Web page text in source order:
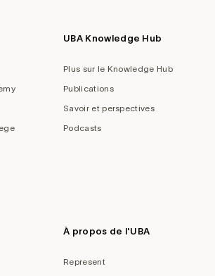
UBA Knowledge Hub
Plus sur le Knowledge Hub
Publications
Savoir et perspectives
Podcasts
À propos de l'UBA
Represent